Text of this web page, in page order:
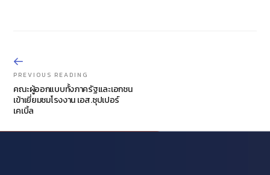
PREVIOUS READING
คณะผู้ออกแบบทั้งภาครัฐและเอกชน
เข้าเยี่ยมชมโรงงาน เอส.ซุปเปอร์
เคเบิ้ล